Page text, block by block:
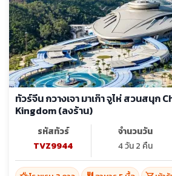
ทัวร์จีน กวางเจา มาเก๊า จูไห่ สวนสนุก
Kingdom (ลงร้าน)
รหัสทัวร์
TVZ9944
จำนวนวัน
4 วัน 2 คืน